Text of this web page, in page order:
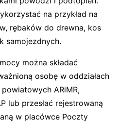
na przykład na
rębaków do drewna, kos
samojezdnych.
można składać
osobę w oddziałach
ARiMR,
lub przesłać rejestrowaną
w placówce Poczty